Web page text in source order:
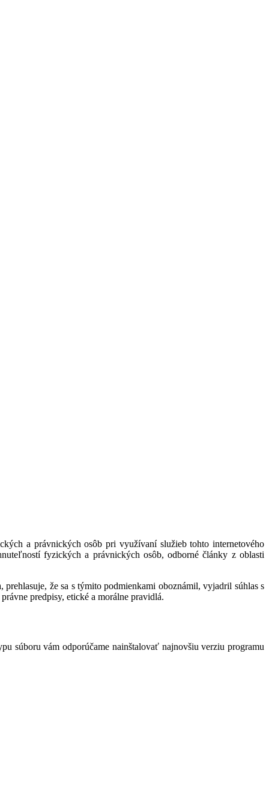
a právnických osôb pri využívaní služieb tohto internetového
fyzických a právnických osôb, odborné články z oblasti
že sa s týmito podmienkami oboznámil, vyjadril súhlas s
predpisy, etické a morálne pravidlá.
súboru vám odporúčame nainštalovať najnovšiu verziu programu